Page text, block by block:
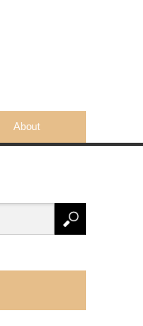
About